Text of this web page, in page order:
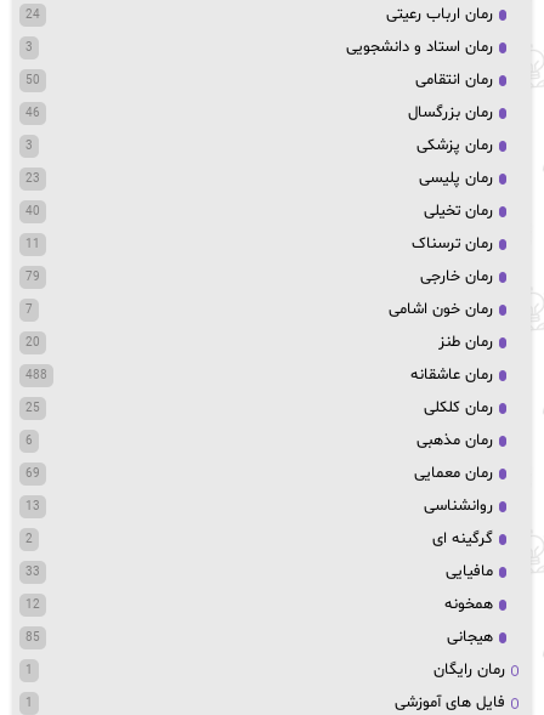
رمان ارباب رعیتی 24
رمان استاد و دانشجویی 3
رمان انتقامی 50
رمان بزرگسال 46
رمان پزشکی 3
رمان پلیسی 23
رمان تخیلی 40
رمان ترسناک 11
رمان خارجی 79
رمان خون اشامی 7
رمان طنز 20
رمان عاشقانه 488
رمان کلکلی 25
رمان مذهبی 6
رمان معمایی 69
روانشناسی 13
گرگینه ای 2
مافیایی 33
همخونه 12
هیجانی 85
رمان رایگان 1
فایل های آموزشی 1